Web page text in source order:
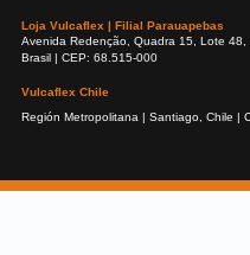
Loja Vulcaflex | Filial Parauapebas
Avenida Redenção, Quadra 15, Lote 48,
Brasil | CEP: 68.515-000
Vulcaflex Chile
Región Metropolitana | Santiago, Chile |